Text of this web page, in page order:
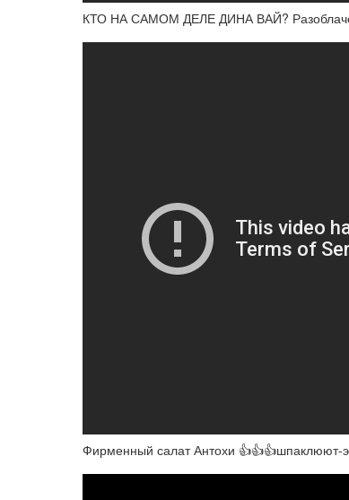
КТО НА САМОМ ДЕЛЕ ДИНА ВАЙ?
Фирменный салат Антохи